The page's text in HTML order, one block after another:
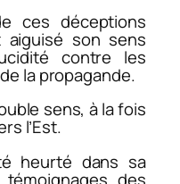
ces déceptions
aiguisé son sens
contre les
la propagande.
sens, à la fois
l’Est.
heurté dans sa
des